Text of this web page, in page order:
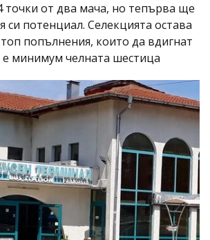
точки от два мача, но тепърва ще
си потенциал. Селекцията остава
попълнения, които да вдигнат
е минимум челната шестица